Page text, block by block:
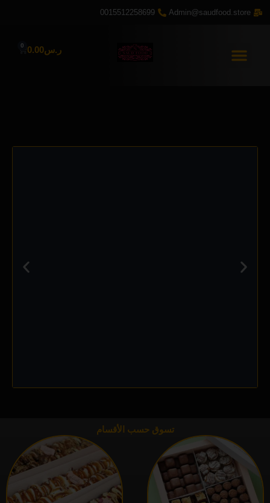
تخطي
Admin@saudfood.store
0015512258699
ر.س0.00
0
Cart
تسوق حسب الأقسام